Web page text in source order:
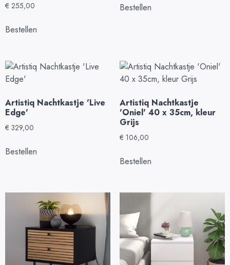
€ 255,00
Bestellen
Bestellen
Artistiq Nachtkastje 'Live
Edge'
€ 329,00
Bestellen
Artistiq Nachtkastje
'Oniel' 40 x 35cm, kleur
Grijs
€ 106,00
Bestellen